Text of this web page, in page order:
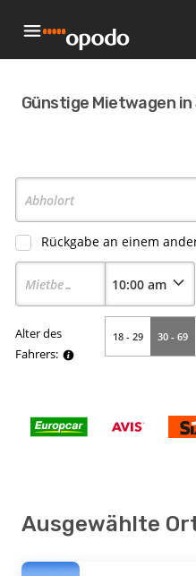
Günstige Mietwagen
Ausgewählte